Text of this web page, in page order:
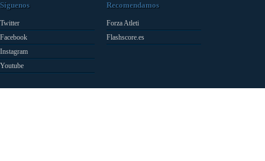
Síguenos
Twitter
Facebook
Instagram
Youtube
Recomendamos
Forza Atleti
Flashscore.es